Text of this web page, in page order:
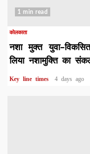
1 min read
कोलकाता
नशा मुक्त
लिया नशामुक्ति का
Key line times 4 days ago